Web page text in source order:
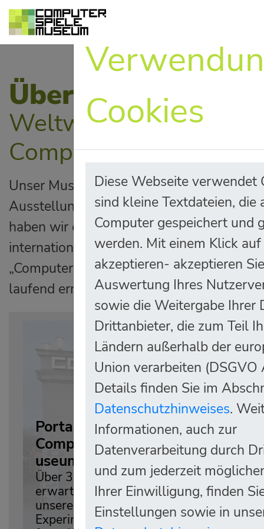
Über das Museum
Weltweit erstes
Unser Museum eröffnete 1997 in Berlin
Ausstellung zur digitalen interaktiven
haben wir die Entwicklung des Mediums
internationalen Ausstellungen begleitet.
„Computerspiele. Evolution eines
laufend erneuert und erweitert.
Portal des
Computerspielem
useums
Über 300 Exponate
erwarten Sie in
unserer Spiel- und
Experimentierlandscha
Cookies
Diese Webseite verwendet
sind kleine Textdateien, die
Computer gespeichert und
werden. Mit einem Klick
akzeptieren- akzeptieren
Auswertung Ihres
sowie die Weitergabe Ihrer
Drittanbieter, die zum Teil
Ländern außerhalb der
Union verarbeiten (DSGVO
Details finden Sie im
Datenschutzhinweises.
Informationen, auch zur
Datenverarbeitung durch
und zum jederzeit
Ihrer Einwilligung, finden
Einstellungen sowie in